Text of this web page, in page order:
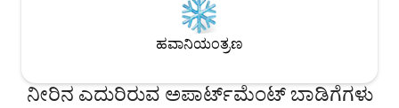
ಹವಾನಿಯಂತ್ರಣ
ನೀರಿನ ಎದುರಿರುವ ಅಪಾರ್ಟ್‌ಮೆಂಟ್ ಬಾಡಿಗೆಗಳು